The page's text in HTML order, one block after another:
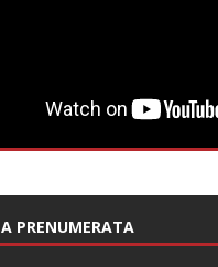
PRENUMERATA